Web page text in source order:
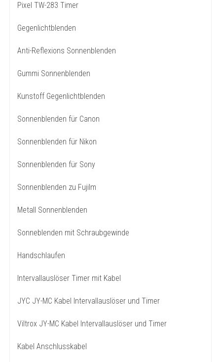
Pixel TW-283 Timer
Gegenlichtblenden
Anti-Reflexions Sonnenblenden
Gummi Sonnenblenden
Kunstoff Gegenlichtblenden
Sonnenblenden für Canon
Sonnenblenden für Nikon
Sonnenblenden für Sony
Sonnenblenden zu Fujilm
Metall Sonnenblenden
Sonneblenden mit Schraubgewinde
Handschlaufen
Intervallauslöser Timer mit Kabel
JYC JY-MC Kabel Intervallauslöser und Timer
Viltrox JY-MC Kabel Intervallauslöser und Timer
Kabel Anschlusskabel